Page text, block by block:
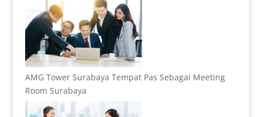
AMG Tower Surabaya Tempat Pas Sebagai Meeting
Room Surabaya